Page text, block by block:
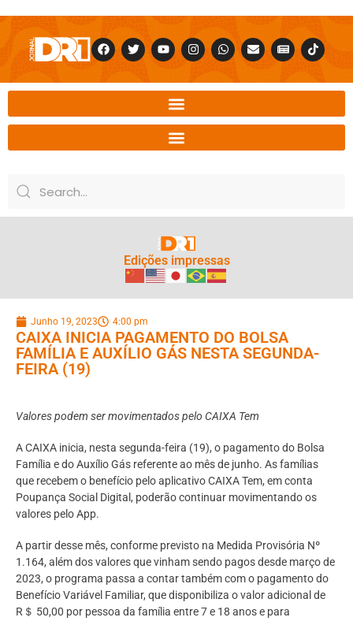
Edições impressas
Junho 19, 2023 4:00 pm
CAIXA INICIA PAGAMENTO DO BOLSA
FAMÍLIA E AUXÍLIO GÁS NESTA SEGUNDA-
FEIRA (19)
Valores podem ser movimentados pelo CAIXA Tem
A CAIXA inicia, nesta segunda-feira (19), o pagamento do Bolsa
Família e do Auxílio Gás referente ao mês de junho. As famílias
que recebem o benefício pelo aplicativo CAIXA Tem, em conta
Poupança Social Digital, poderão continuar movimentando os
valores pelo App.
A partir desse mês, conforme previsto na Medida Provisória Nº
1.164, além dos valores que vinham sendo pagos desde março de
2023, o programa passa a contar também com o pagamento do
Benefício Variável Familiar, que disponibiliza o valor adicional de
R＄ 50,00 por pessoa da família entre 7 e 18 anos e para